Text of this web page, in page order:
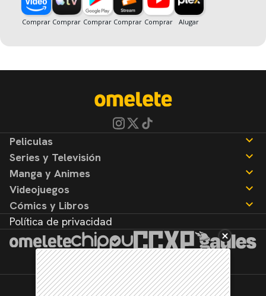
Peliculas
Reseñas
Series y Televisión
Noticias
Reseñas
Manga y Animes
Noticias
Reseñas
Videojuegos
Noticias
Reseñas
Cómics y Libros
Noticias
Reseñas
Política de privacidad
©2026. Todos los derechos reservados.